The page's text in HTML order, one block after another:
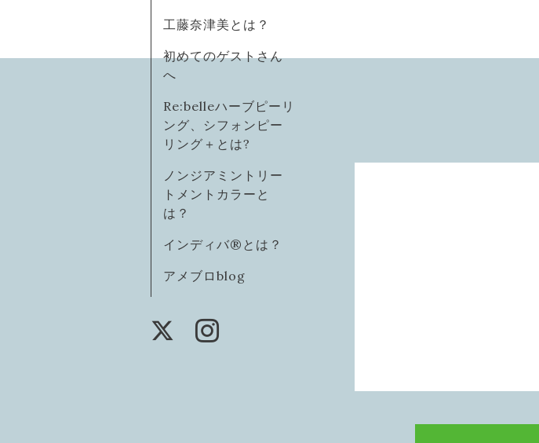
工藤奈津美とは？
初めてのゲストさん
へ
Re:belleハーブピーリ
ング、シフォンピー
リング＋とは?
ノンジアミントリー
トメントカラーと
は？
インディバ®️とは？
アメブロblog